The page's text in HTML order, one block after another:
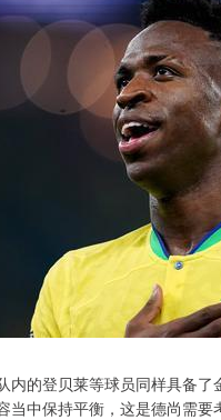
内的登贝莱等球员同样具备
当中保持平衡，这是德尚需